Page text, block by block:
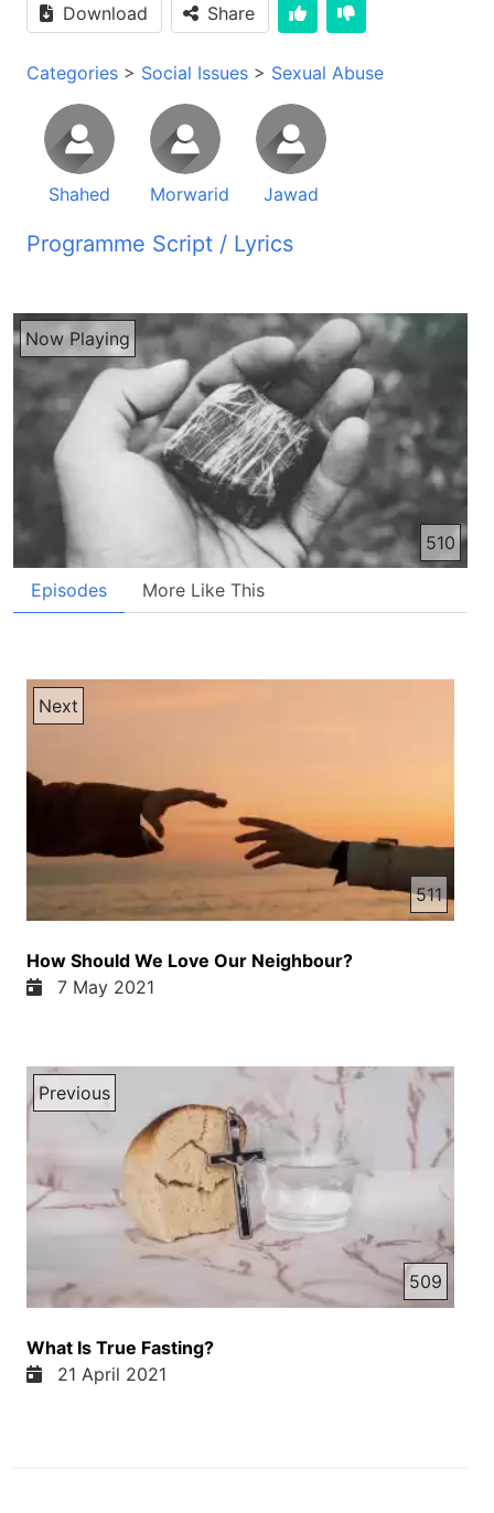
Download Share
Categories > Social Issues > Sexual Abuse
Shahed Morwarid Jawad
Programme Script / Lyrics
راڈیو صدای زندگی شنونده های عزیز سلام شما آواز ما را از راڈیو صدای زندگی می شنوید که هر صبح روی موجه کوتاه 31 متر بند پخش می گردد با شما شنوده های عزیز و ارجومند برنامه با شما سلام چی حال دارین؟ خوشحال اسم که باز هم از طریق برنامه حاضر یک بار دیگر در خدمت شما شنوده های ارجومند قرار داریم دوستان عزیز شما برنامه با شما را از راڈیو صدای زندگی تور زنده می شنوید دوستان عزیزی که برما زنگ می زنند ازی که برنامه زنده است زمان رو که برما زنگ می زنند لطفا صحبت بکنین همچنان دوستان عزیز شما می تانین که برنامه ما را از طریق فیسبوک هم تور زنده تقییب بکنین آدرس فیسبوک ما است www.facebook.com سلاش راڈیو صدای زندگی دوستان عزیزی که برنامه را از طریق فیسبوک می شنوان اگر شما نظر یا کامیت دارین شما بینویسین می شه باز بوره در برنامه برتان به خانش می گیریم خوب دوستان هرجومند ما باز هم جاو جان در استدیو امرای خود داریم جاو جان باز هم خوش آمدین برنامه با شما تشکر شاید جان زنده باشین جور و سلامت باشین خوب جاو جان شاید جان می شه که برما و دوستان شنونده ما کمیل از صدای ما شما را مستقیم از استدیو می شنوان بگوین که شنونده های زیما همراه شما بتماث شدند چی سوال داشتند چی نظریات داشتند و صحبت شما همراه شما به چی شکل بود شاید جان خدا را شکر به وطندار های عزیز ما که زنگ می زنند و سوال می کنند همراه ما بتماث استند شاید جان ما خدا را شکر اگر شما دیده باشین یک تصویر را ما شما دیده ایم یک ویدیو را که اجرای اکم ماکمه سهرائی به حساب بود که یک زن شانده بودند میارند و اونجا می شنند و دره می زندند این مسئله در ولسولی اوبی ولایت ایراد به حساب از طرف طالبا به حساب امالی شد که شلاغ زدند زنه واقعا بیشتر درداور است به خاطر ازی که یک زن یک خوهر است یک زن یک مادر است و به این شکل بیدون تفاوت و سبوک سرانه او را در مظهر مردم اول همین خودش کاملا خلاف کلچر و هنانات ماست که اینا خودشان کلچر و هنانات زیر پا مگذارند و خواسته های شخصی خودها زیر نام شریعت و زیر نام ایناان سر مردم میقبلانند اول شما این حقه چطور برخود میدین که یک خانم یک خانواده را شما میارین و به صلاحیت خود که واقعا خلاف کرامت انسانی است خلاف کلچر هنانات افغانی ماست بله شاید جان بله این مسئله است که بار اول نیست شما این را بارها دیدیم که متاسفانه از زن ها را میارند و بعد از اون شلاک میزنند یا سنگ سار میکنند این چیز است که ما بارها و بارها دیدیم خصوصا این مسئله را مردان زیاد میبینید که ششتند و تمامشان نزارگر استند و یک خانم را به حساب معاکمه میکنند و جالب است که اما تا روی که گفتم اگر ما شما همین 20 سال گذشتر را ببینید پیش از وان بود مثلا در هزی استیدیوم که اونجا اوزن را میارند و امرای مرمی در سرش میزنند میکشندش و بارها مردم را اونجا دست بریدند و بارها حانما اونجا شلاخ زده شدند یا سنگ سار شدند و بسیاری چیزها است که ما شما هم در کابل و هم در ولایات این مسئله را زیاد دیدیم ولی یک چیزه که جالب است اما متحمه مرده معمولا ما شما نمیبینیم چیزه که میبینیم بله او کاملا از سنه غایب است بخاطر از این که وقتی که موضوع عمل زنا مترست زنا با خود صورت نمیگیره در عمل زنا دو شخص باید در اینجا باشند زن و مرد باشند ولی متاسفانه که کسایی که این حقه برای خود میتند و زنه سنگ سار میکنند اون مرد کجاست مرد باید بگیرین اول باید از اون شروع شده ایجز زن آمادی از این نیست که آبروی خوده و آبروی خانواده خوده برزانه مگر این که طرف تجاوز به زور قرار بگیره شاهد جان راست میگید ولی بعض وقت ها فرق میکنند امکانش هست که یک چیز صورت بگیره یعنی انسان هست گناه هست به حساب بسیاری شعوت هست و این چیز ها امکانش هست که یعنی چی مرد چی زن بتانن گناه کنند این مسئله هیشا ما شما نمیتونیم که بگویم کاملا نیست ولی گره ایست که امی مجازات که میشند سر این مسئله واقعا میخواستم که امروز گره بزنیم یک زن با چادری و یک زن چادری پشت میشنند و صدا تماشاچی مرد ششتند بدون ازی که یک دلسوزی داشته باشند بدون ازی که فکر کنند یا در پشت رویشان او زن شلاق میخورد یا سنگ سار میکنند و کسای اون که سنگ سار میکنند امی مرد ها هستند که برای تماش ها آمدند بعضی هایش فکر میکنند که وقت سنگ میزنی ثواب میکنی کسای هستند همی مولوی صحبه ها یا بسیاری کسای که میگن بله به حساب شریعت ای درست هست و کسی که سنگ میزنه ثواب میکنه پس ای چیزا بوده در قبلن هم بوده و آل هم هست اگر ما دین یهودیت ببینیم در یهودیت هم ای چیز بود شریعت بود و اونجا میاوردن مثلا مردم زن ها را سنگ سار میکردند و جزا ها میدادند ای مسئله تنها در اسلام نیست در یهودیت وقتی که شریعت بود اونا هم ای چیزا میکردند یهودیت هم ای کارا میکرد ولی خب دنیا بسیار پیش رفت کرده و حالی ای چیزا را مثلا در ادیان دگه ما و شما نمیبینیم ولی در افغانستان خصوصا ای مسئله انازام اجرا میشه متاسفانه بله متاسفانه بله و ما و شما چیزایی که دیدیم امتوک پیشتر گفتم در ولایات مختلف ای مسئله میشه و یک چیزی که مهم است بعضی از ای حانوما مثلا استند که سنگسار شدند و وفاوت کردند کشته شدند ولی بعضی دگاهش است که مثلا دره میخورند مثل امی حانم و اینجا جالب است که یک مرد ری صفید است که آسها چوب در دستش است میاره امی حانم او حانم از پشتش روان است امی ویدیو را کال در باریش گفت میزنم در ولستولی اوبی ولایت ایراد امی زدند باعث مردش نشد ولی روحند و روانند من فکر میکنم امی حانما یک مرد تجربه میکنند امونجا شاید امونجا اینا جان نمیتند یا شاید نمارند ولی تمام عمر با یک درد میرند و چطور اینا پس برند به طرف خانه و خانواده یا در کجا زندگی کنند ترد میشند شاید چهار سال پیش اگر یادتون باشد در تحخار در دو سال را گفتند که رابطه نمشروه داشت امرای یک بچه 17 ساله در ملای آم و شکنجه شد در اونجا ما شما امترک پیشتر گفتم ما مرد را نمیبینیم بله بله بله مرد هستند و در اکتوبر 2015 روحشانه در ولایت عور یادم هست که این قسمت سنگسار شد و وہم بسیار دردناک بود وقتی که اگر کسی بیبین اورا اگر بود که این نفر این مرد میاره و این حانمه اینجا میشنه من نمیفهمم و شما هیچ کدام هم نمیفهم که این مرد ریسفید که این حانمه میاره و اونجا میشنه و بعد از اون این زن شلاخ میخوره ولی من یک شعر رازق فانی بیادم آمد شاید جان رازق فانی نوشته میکنه میگه دل کس با کس نسوزد با محیط ما به حد که از آل چوچهش را با پلنگ میفروشد متاسفان این ریسفید من نمیفهم که آروسش هست من نمیفهم که دخترش هست من نمیفهم که حانمش هست ولی میاره این حانمه در میدان میشنه که یک مرد دگه هست یک مرد نیست با مرد دوم ها میشه شلاخ میزنش که این زن پشیروی صدها مرد شلاخ بزنن دل سوزی اصلا نمانده کاملا و زمان که این عمل انجام میگیره و اون را پشیروی برای کرکتر و شخصیت او در اونجا به حساب کشته شد شخصیت از او به حساب تروه شد از بین رفت آلت از ای بتر میشه بخاطر از هر خانواده که باشه اول خانوادهش آزر نیست که او را بپذیره خانواده شوهر کاملا را رد میکنه اتا پدر مادرش آزر نیست که ای را بپذیره ببینیم با این کار چندین ضربه صورت میگره خود این کار دوباره ای را تشویخ میکنه که دوباره به این کار خود ادامه بده بخاطر از این کار پدر مادر شوهر نمیپذیره خش قوم شوهر نمیپذیره خانواده شوهر نمیپذیره تمام درواز ها بروش بسته میشه یکانر دروازه که بروش باز میمانه دروازه گناه است که دوباره به اون طرف پیش بره دقیقا و یک چیز دیگر که جالب است برای من اکثر زنا که به حساب میخورد در نتیجه شک و تردید امو خانواده یا حشاونده به دادگاه سهرائی کشنده میشند میخوند من شک دارم مثلا چند سال پیش به حساب او را گرفتند چار سال پیش به حساب او را گرفتند که برای یک پسر 17 ساله رابطه نامش رو داشته گفتند این بچه ها آمده بود و سه سال دهانه شان بود کل چیز دقیق کس نمیفهمه آیا واقعا این مسئله بود آیا نبود این چیز نمیفهمیم شاید بوده ولی مسئله ایست که بسیاری کسایی که در این طرف شک و تردید هست که امکانش هست درست نباشد زیاده درست نبوده و نیست هم بخاطر صرف شک کردند و شک راه و وسیله نیست که حتما باید سرزو تمام شرایط باید تطبیق شده وقتی که شک میکنی باید درخیق بکنی پیدا بکنی که این گمان و حدست دارم این واقعه هست یا خودم اشتباه میکنم امکانش هست که خود کسی که اینگرپه میزنه اینگرپه شد اشتباه کنه ولی معمولا این چیز هست که در کشور ما و شما رواجه هست ولی دعا میکنم که حداوان چشم مردم مراواز کنه که راستی یاد بگیرن که این قرنهای سابق نیست و چطور ما اگر عیرت داریم اگر ننگ داریم چطور ناموس ما را واقعا نگاه کنیم چطور ناموس ما را ازت بتیم چطور خانوادی ما را رقم محبت کنیم رقم برشان برسیم که اونا سرشان از این گپا نرسد که اونا در میدانهای به حساب دادبای سروی کشنده شود پس شاید جان واقعا حداوان بر ما رحم کنه و مشکل که از فیلن یک مشکل که بسیاری مردم مثلا میرند از بسیاری ولایات ما و شما اصلا میرند برای غریبی ایران و ماها بدون از این که فکر کنند که ما یک زن دارم اولاد دارم زن ما چطور میشه یا خانوادی ما چطور میشه مشکلات زیاد درست هست ولی چطور به خانوادی خود فکر خود بگیرند متاسفانه این جنجال ها زیاد هست و باید مردم به فکر خانوادهای خود هم باشند و بسیاری وقتا شبرها رفتند بر چندین سال ولی زن ها با اون شهامت با اون غیرته که به خانوادی خود دارد به شبر خود دارد بسیاری از اینا دوری شبر را قبول کردند به خاطر محبت اولادهای خود امفاظای خانواده را قبول کردند ولی به طرف راه غلط نرفتند باز وقتا اشتباه صورت میگرد ولی در مجموع اکثریت مردم که دیده شده و تجربه نشان داده واقعا مناسی زن استوار استاده شدند تا وقتی که شوهرشون آماده به حساب از تمام ذهنهای بد و از وسه وسه خود دور نگاه داشتند آبروی شوهر خود را خریدند به هر صورت شاید چیزهایی که گفتیم این درد است که جامعه ما میکشد و شنواندهای ما باز وقتا پرسان میکنند آه این را خاندین چطور این نظر شما چیست شاید جان من فکر میکنم باید ما هم نظر ما را بگویم ما نظر شخصی داریم اینطور نیست که ما نظر شخصی نداریم امتحانا نظر شخصی خود را گفتیم که ما برخلافی استیم که زن ها به سهرهایی کشونده شدند به دادگاه سهرهایی کشونده شدند یا لطقوب شدند ما شخصا و شما مطمئن استم که کاملا ما برزد از ایستیم نباید زن ها لطقوب کنند و می آیم از کلام خدا شاید جان مطمئن استم در اسلام نه در یهودیت بود مثلا اگر ما انجیل یوهناء فصل استم اینجا ایسای مسیح اینجا من میخانم شنفنده ازیز اگر شما کتاب مقدس دارین لطفا کتاب ایتا نواز کنین انجیل یوهناء فصل استم ایسا آیه 11 من میخانم و اگر کتاب مقدس ندارین برای انترنت دارین برما نوشته کنین ما برای شما ویبسایت روان میکنیم لینک روان میکنیم که شما بتانید کتاب مقدس در دیلفونایتان داملود کنین یا اپش بگیرین که بتانید بخونید کتاب مقدس پس من میخانم پس آنها اما به خانه های خود رفتند اما ایسا امرای شاگرده های خود بود و اینجا میگه آنها به خانه های خود رفتند مردمی که بود کلامشو میشنیدند بعد از او رفتند اما ایسا به کوی زیتون رفت و صبح وقت باز به عبادتگاه آمد و همه مردم به دورو جمع شدند و اون نشست و به تعلیم دادن آنها مجهول شد ایسای روح الله میاید به مردم تعلیم میده کلام خدا را تعلیم میده و در این وقت علما و فریسی ها زن را که در این عمل زنا گرفته بودند پیش او آوردند و میان جمعیت استاده کردند آنها به او گفتند ای استاد به ایسای مسیح میگن ای استاد این زن را در این عمل زنا گرفته ایم موسا در توراد به ما عمر کرده است که چونین زنان باید سنگسار شوند اما تو در این باره چی میگویی؟ آنها از روی امتحان این را گفتند تا دلیل برای طامت او پیدا کنند اما ایسا سر بزیر رفت و با انگشت خود روی زمین می نوشت ولی چون آنها با اسرار به سوال خود ادامه دادند ایسا سر خود را بلند کرد و گفت آن کسی که در میان شما بی گناه است سنگ اول را بزند ایسا با سر خود را بزیر رفت و بر زمین می نوشت وقت
Now Playing
510
Episodes More Like This
Next
511
How Should We Love Our Neighbour?
7 May 2021
Previous
509
What Is True Fasting?
21 April 2021